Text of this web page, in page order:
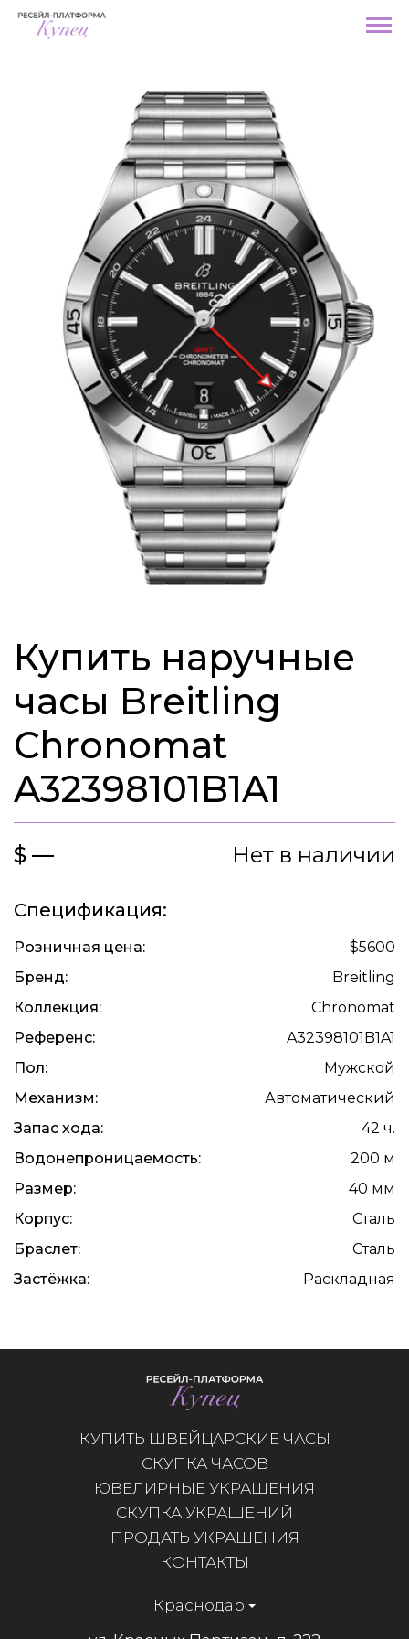
Купить наручные
часы Breitling
Chronomat
A32398101B1A1
$ — Нет в наличии
Спецификация:
Розничная цена:
$5600
Бренд:
Breitling
Коллекция:
Chronomat
Референс:
A32398101B1A1
Пол:
Мужской
Механизм:
Автоматический
Запас хода:
42 ч.
Водонепроницаемость:
200 м
Размер:
40 мм
Корпус:
Сталь
Браслет:
Сталь
Застёжка:
Раскладная
КУПИТЬ ШВЕЙЦАРСКИЕ ЧАСЫ
СКУПКА ЧАСОВ
ЮВЕЛИРНЫЕ УКРАШЕНИЯ
СКУПКА УКРАШЕНИЙ
ПРОДАТЬ УКРАШЕНИЯ
КОНТАКТЫ
Краснодар